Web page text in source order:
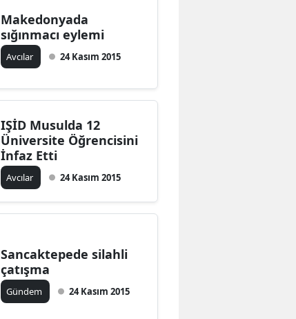
Makedonyada
sığınmacı eylemi
Avcılar 24 Kasım 2015
IŞİD Musulda 12
Üniversite Öğrencisini
İnfaz Etti
Avcılar 24 Kasım 2015
Sancaktepede silahli
çatışma
Gündem 24 Kasım 2015